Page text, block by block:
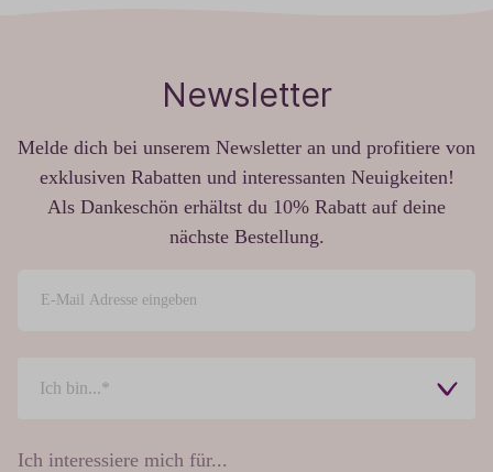
Newsletter
Melde dich bei unserem Newsletter an und profitiere von
exklusiven Rabatten und interessanten Neuigkeiten!
Als Dankeschön erhältst du 10% Rabatt auf deine
nächste Bestellung.
Ich interessiere mich für...